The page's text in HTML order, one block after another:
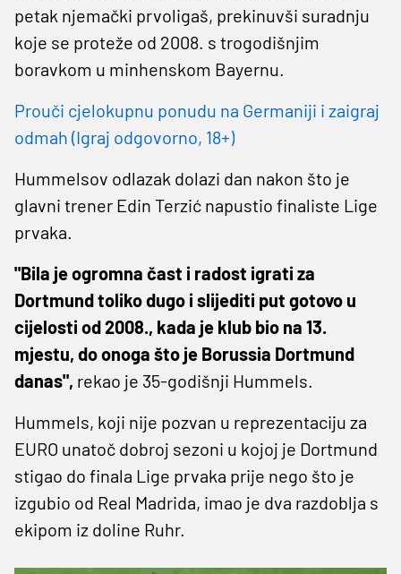
petak njemački prvoligaš, prekinuvši suradnju
koje se proteže od 2008. s trogodišnjim
boravkom u minhenskom Bayernu.
Prouči cjelokupnu ponudu na Germaniji i zaigraj
odmah (Igraj odgovorno, 18+)
Hummelsov odlazak dolazi dan nakon što je
glavni trener Edin Terzić napustio finaliste Lige
prvaka.
"Bila je ogromna čast i radost igrati za
Dortmund toliko dugo i slijediti put gotovo u
cijelosti od 2008., kada je klub bio na 13.
mjestu, do onoga što je Borussia Dortmund
danas", rekao je 35-godišnji Hummels.
Hummels, koji nije pozvan u reprezentaciju za
EURO unatoč dobroj sezoni u kojoj je Dortmund
stigao do finala Lige prvaka prije nego što je
izgubio od Real Madrida, imao je dva razdoblja s
ekipom iz doline Ruhr.